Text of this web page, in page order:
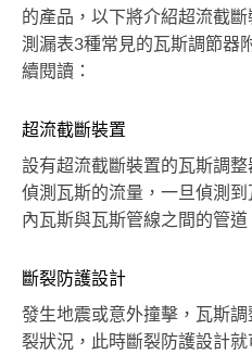
的產品，以下將介紹超流截
測漏表3種常見的瓦斯調節器
續閱讀：
超流截斷裝置
設有超流截斷裝置的瓦斯調
偵測瓦斯的流量，一旦偵測
內瓦斯與瓦斯管線之間的管道
斷裂防護設計
發生地震或意外撞擊，瓦斯
裂狀況，此時斷裂防護設計就